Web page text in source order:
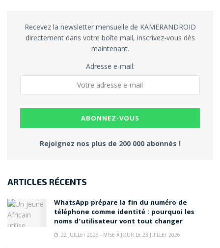
Recevez la newsletter mensuelle de KAMERANDROID
directement dans votre boîte mail, inscrivez-vous dès
maintenant.
Adresse e-mail:
Rejoignez nos plus de 200 000 abonnés !
ARTICLES RÉCENTS
WhatsApp prépare la fin du numéro de
téléphone comme identité : pourquoi les
noms d’utilisateur vont tout changer
22 JUILLET 2026 - MISE À JOUR LE 23 JUILLET 2026